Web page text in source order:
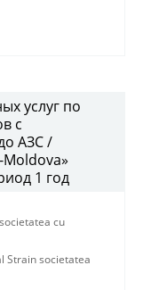
услуг по
с
АЗС /
Moldova»
1 год
cu
Strain societatea